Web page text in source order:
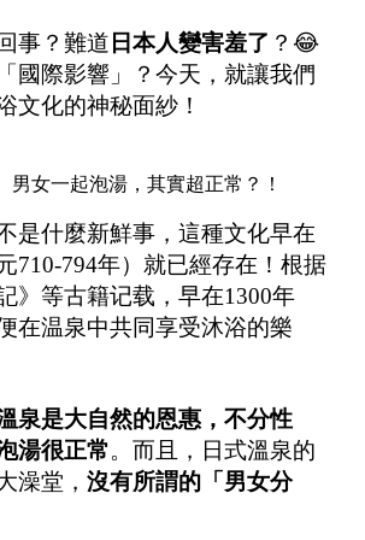
事？難道 日本人變害羞了 ？😂
國際影響」？今天，就讓我們
文化的神秘面紗！
男女一起泡湯，其實超正常？！
是什麼新鮮事，這種文化早在
710-794年）就已經存在！根据
》等古籍记载，早在1300年
在温泉中共同享受沐浴的樂
泉是大自然的恩惠，不分性
湯很正常。而且，日式溫泉的
澡堂， 沒有所謂的「男女分